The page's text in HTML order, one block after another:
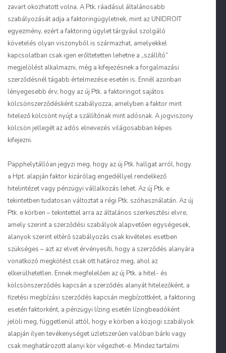
zavart okozhatott volna. A Ptk. ráadásul általánosabb
szabályozását adja a faktoringügyletnek, mint az UNIDROIT
egyezmény, ezért a faktoring ügylet tárgyául szolgáló
követelés olyan viszonyból is származhat, amelyekkel
kapcsolatban csak igen erőltetetten lehetne a „szállító”
megjelölést alkalmazni, még a kifejezésnek a forgalmazási
szerződésnél tágabb értelmezése esetén is. Ennél azonban
lényegesebb érv, hogy az új Ptk. a faktoringot sajátos
kölcsönszerződésként szabályozza, amelyben a faktor mint
hitelező kölcsönt nyújt a szállítónak mint adósnak. A jogviszony
kölcsön jellegét az adós elnevezés világosabban képes
kifejezni.
Papphelytállóan jegyzi meg, hogy az új Ptk. hallgat arról, hogy
a Hpt. alapján faktor kizárólag engedéllyel rendelkező
hitelintézet vagy pénzügyi vállalkozás lehet. Az új Ptk. e
tekintetben tudatosan változtat a régi Ptk. szóhasználatán. Az új
Ptk. e körben – tekintettel arra az általános szerkesztési elvre,
amely szerint a szerződési szabályok alapvetően egységesek,
alanyok szerint eltérő szabályozás csak kivételes esetben
szükséges – azt az elvet érvényesíti, hogy a szerződés alanyára
vonatkozó megkötést csak ott határoz meg, ahol az
elkerülhetetlen. Ennek megfelelően az új Ptk. a hitel- és
kölcsönszerződés kapcsán a szerződés alanyát hitelezőként, a
fizetési megbízási szerződés kapcsán megbízottként, a faktoring
esetén faktorként, a pénzügyi lízing esetén lízingbeadóként
jelöli meg, függetlenül attól, hogy e körben a közjogi szabályok
alapján ilyen tevékenységet üzletszerűen valóban bárki vagy
csak meghatározott alanyi kör végezhet-e. Mindez tartalmi